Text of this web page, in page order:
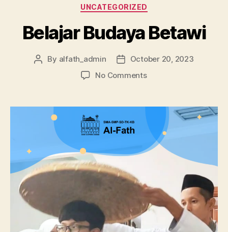
UNCATEGORIZED
Belajar Budaya Betawi
By alfath_admin
October 20, 2023
No Comments